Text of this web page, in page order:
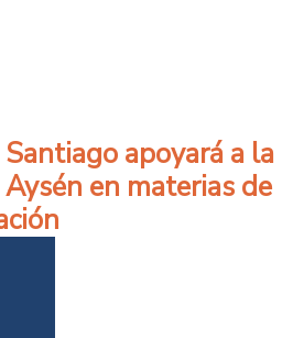
apoyará a la
en materias de